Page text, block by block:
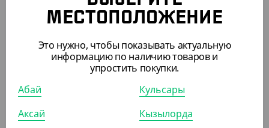
упаковками и коробками.
ПОХОЖИЕ ТОВАРЫ
-18%
МЕСТОПОЛОЖЕНИЕ
Это нужно, чтобы показывать актуальную
информацию по наличию товаров и
упростить покупки.
Абай
Аксай
Кульсары
Кызылорда